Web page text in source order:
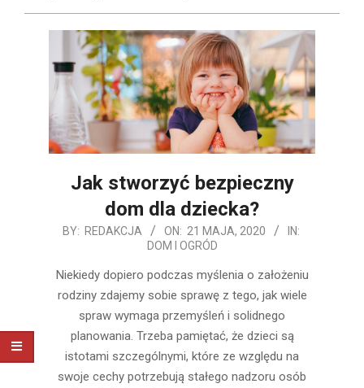
Jak stworzyć bezpieczny
dom dla dziecka?
2020-
21
BY: REDAKCJA ON: 21 MAJA, 2020
IN:
DOM I OGRÓD
Niekiedy dopiero podczas myślenia o założeniu
rodziny zdajemy sobie sprawę z tego, jak wiele
spraw wymaga przemyśleń i solidnego
planowania. Trzeba pamiętać, że dzieci są
istotami szczególnymi, które ze względu na
swoje cechy potrzebują stałego nadzoru osób